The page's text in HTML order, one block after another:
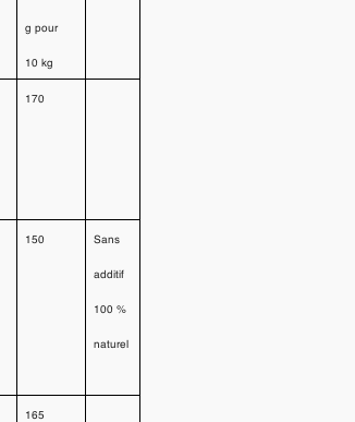
g pour
10 kg
170
150 Sans
additif
100 %
naturel
165